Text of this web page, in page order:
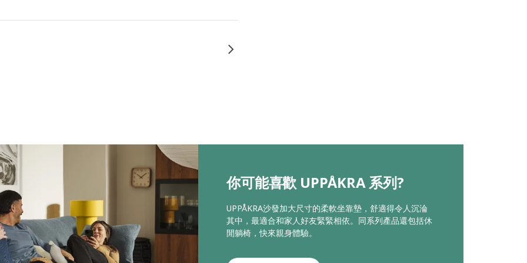
你可能喜歡 UPPÅKRA 系列?
UPPÅKRA沙發加大尺寸的柔軟坐靠墊，舒適得令人沉淪
其中，最適合和家人好友緊緊相依。同系列產品還包括休
閒躺椅，快來親身體驗。